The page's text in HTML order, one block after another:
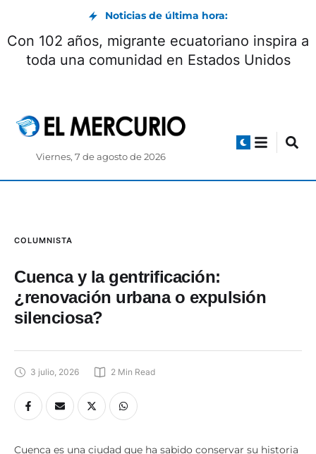
Noticias de última hora:
Con 102 años, migrante ecuatoriano inspira a
toda una comunidad en Estados Unidos
Viernes, 7 de agosto de 2026
COLUMNISTA
Cuenca y la gentrificación:
¿renovación urbana o expulsión
silenciosa?
3 julio, 2026 2 Min Read
Cuenca es una ciudad que ha sabido conservar su historia